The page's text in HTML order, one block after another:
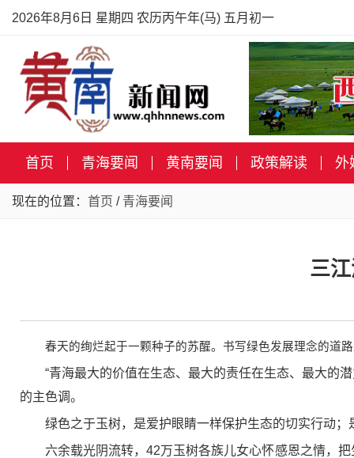
2026年8月6日 星期四 农历丙午年(马) 五月初一
首页 青海要闻 黄南要闻 政策解读 外
现在的位置： 首页 / 青海要闻
三
春天的绚烂起于一颗种子的苏醒。书写绿色发展理念的
“青海最大的价值在生态、最大的责任在生态、最大的
的主色调。
绿色之于玉树，是爱护眼睛一样保护生态的切实行动
六余载光阴流转，42万玉树各族儿女心怀感恩之情，